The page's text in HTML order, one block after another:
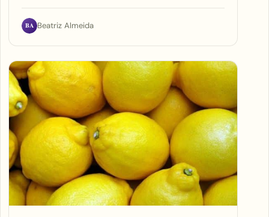
BA Beatriz Almeida